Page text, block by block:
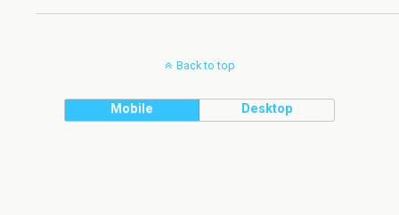
Back to top
Mobile Desktop